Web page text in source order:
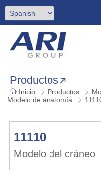
Productos
Inicio Productos
Modelo de anatomía
11110
Modelo del cráneo